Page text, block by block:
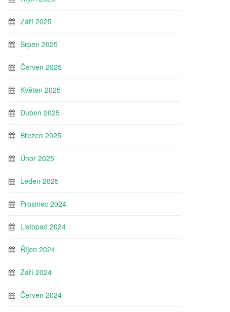
Září 2025
Srpen 2025
Červen 2025
Květen 2025
Duben 2025
Březen 2025
Únor 2025
Leden 2025
Prosinec 2024
Listopad 2024
Říjen 2024
Září 2024
Červen 2024